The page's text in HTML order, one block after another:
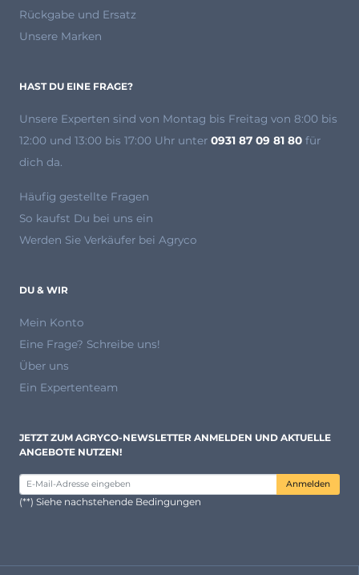
Rückgabe und Ersatz
Unsere Marken
HAST DU EINE FRAGE?
Unsere Experten sind von Montag bis Freitag von 8:00 bis
12:00 und 13:00 bis 17:00 Uhr unter 0931 87 09 81 80 für
dich da.
Häufig gestellte Fragen
So kaufst Du bei uns ein
Werden Sie Verkäufer bei Agryco
DU & WIR
Mein Konto
Eine Frage? Schreibe uns!
Über uns
Ein Expertenteam
JETZT ZUM AGRYCO-NEWSLETTER ANMELDEN UND AKTUELLE
ANGEBOTE NUTZEN!
Anmelden
(**) Siehe nachstehende Bedingungen